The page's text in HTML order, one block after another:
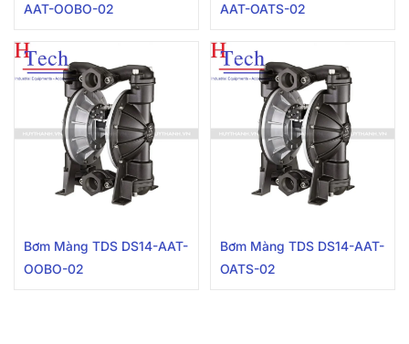
AAT-OOBO-02
AAT-OATS-02
Bơm Màng TDS DS14-AAT-
OOBO-02
Bơm Màng TDS DS14-AAT-
OATS-02